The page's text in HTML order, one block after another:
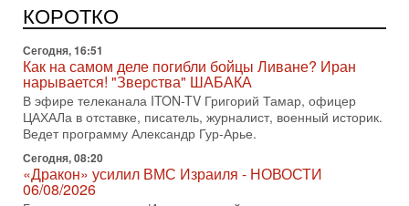
КОРОТКО
Сегодня, 16:51
Как на самом деле погибли бойцы Ливане? Иран
нарывается! "Зверства" ШАБАКА
В эфире телеканала ITON-TV Григорий Тамар, офицер
ЦАХАЛа в отставке, писатель, журналист, военный историк.
Ведет программу Александр Гур-Арье.
Сегодня, 08:20
«Дракон» усилил ВМС Израиля - НОВОСТИ
06/08/2026
Германия передала Израилю новейшую подводную лодку
АХИ «Дракон», которую называют самой мощной